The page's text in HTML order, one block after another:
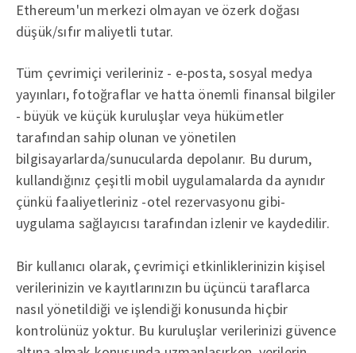
Ethereum'un merkezi olmayan ve özerk doğası
düşük/sıfır maliyetli tutar.
Tüm çevrimiçi verileriniz - e-posta, sosyal medya
yayınları, fotoğraflar ve hatta önemli finansal bilgiler
- büyük ve küçük kuruluşlar veya hükümetler
tarafından sahip olunan ve yönetilen
bilgisayarlarda/sunucularda depolanır. Bu durum,
kullandığınız çeşitli mobil uygulamalarda da aynıdır
çünkü faaliyetleriniz -otel rezervasyonu gibi-
uygulama sağlayıcısı tarafından izlenir ve kaydedilir.
Bir kullanıcı olarak, çevrimiçi etkinliklerinizin kişisel
verilerinizin ve kayıtlarınızın bu üçüncü taraflarca
nasıl yönetildiği ve işlendiği konusunda hiçbir
kontrolünüz yoktur. Bu kuruluşlar verilerinizi güvence